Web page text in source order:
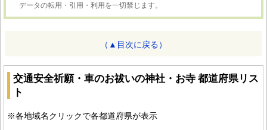
データの転用・引用・利用を一切禁じます。
（▲目次に戻る）
交通安全祈願・車のお祓いの神社・お寺 都道府県リス
ト
※各地域名クリックで各都道府県が表示